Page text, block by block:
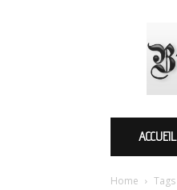
ACCUEIL
Home Tags